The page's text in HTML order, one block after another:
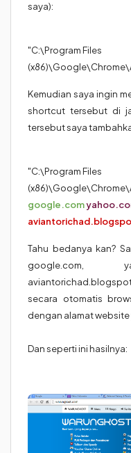
saya):
"C:\Program Files
Kemudian saya ingin
shortcut tersebut di
tersebut saya
"C:\Program Files
google.com
Tahu bedanya kan?
google.com,
secara otomatis
dengan alamat
Dan seperti ini hasilnya: